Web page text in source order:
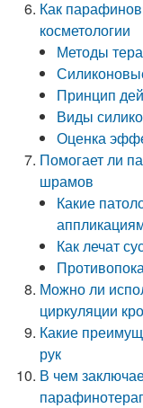
Как
косметологии
Методы
Принцип
Виды
Оценка
Помогает ли
шрамов
Какие
Как лечат
Можно ли
циркуляции
Какие
рук
В чем